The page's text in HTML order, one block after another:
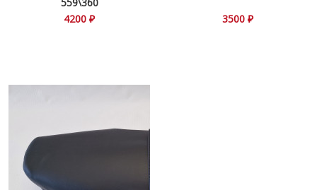
4200 ₽
3500 ₽